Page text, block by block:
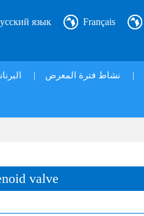
язык Français
| نشاط فترة المعرض |
valve